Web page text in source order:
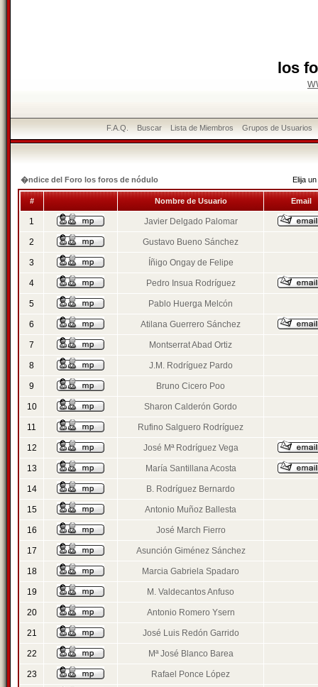
los
F.A.Q. Buscar Lista de Miembros Grupos de Usuarios
�ndice del Foro los foros de nódulo Elija
# Nombre de Usuario Email
1 Javier Delgado Palomar
2 Gustavo Bueno Sánchez
3 Íñigo Ongay de Felipe
4 Pedro Insua Rodríguez
5 Pablo Huerga Melcón
6 Atilana Guerrero Sánchez
7 Montserrat Abad Ortiz
8 J.M. Rodríguez Pardo
9 Bruno Cicero Poo
10 Sharon Calderón Gordo
11 Rufino Salguero Rodríguez
12 José Mª Rodríguez Vega
13 María Santillana Acosta
14 B. Rodríguez Bernardo
15 Antonio Muñoz Ballesta
16 José March Fierro
17 Asunción Giménez Sánchez
18 Marcia Gabriela Spadaro
19 M. Valdecantos Anfuso
20 Antonio Romero Ysern
21 José Luis Redón Garrido
22 Mª José Blanco Barea
23 Rafael Ponce López